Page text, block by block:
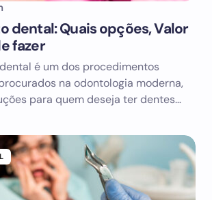
dental: Quais opções, Valor
fazer
é um dos procedimentos
na odontologia moderna,
para quem deseja ter dentes…